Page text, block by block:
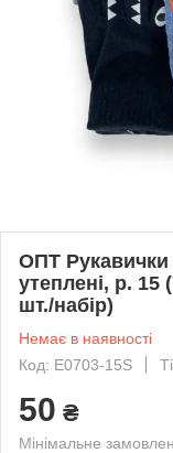
ОПТ Рукавички
утеплені, р. 15
шт./набір)
Немає в наявності
Код: E0703-15S
50 ₴
Мінімальне